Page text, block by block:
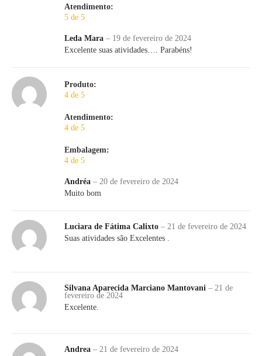
Atendimento:
5 de 5
Leda Mara – 19 de fevereiro de 2024
Excelente suas atividades…. Parabéns!
Produto:
4 de 5
Atendimento:
4 de 5
Embalagem:
4 de 5
Andréa – 20 de fevereiro de 2024
Muito bom
Luciara de Fátima Calixto – 21 de fevereiro de 2024
Suas atividades são Excelentes .
Silvana Aparecida Marciano Mantovani – 21 de
fevereiro de 2024
Excelente.
Andrea – 21 de fevereiro de 2024